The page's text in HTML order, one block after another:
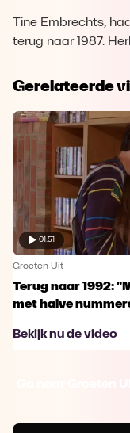
Tine Embrechts,
terug naar 1987.
Gerelateerde
01:51
Groeten Uit
Terug naar 1992:
met halve
Bekijk nu de video